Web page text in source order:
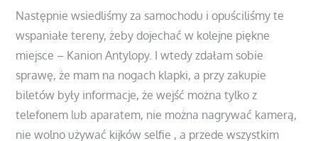
Następnie wsiedliśmy za samochodu i opuściliśmy te
wspaniałe tereny, żeby dojechać w kolejne piękne
miejsce – Kanion Antylopy. I wtedy zdałam sobie
sprawę, że mam na nogach klapki, a przy zakupie
biletów były informacje, że wejść można tylko z
telefonem lub aparatem, nie można nagrywać kamerą,
nie wolno używać kijków selfie , a przede wszystkim